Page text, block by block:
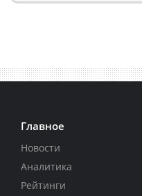
Главное
Новости
Аналитика
Рейтинги